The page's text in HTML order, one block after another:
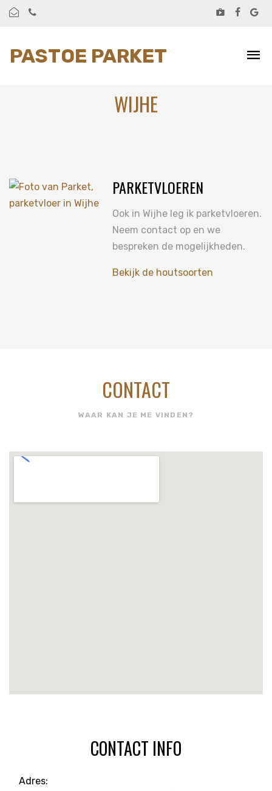
PASTOE PARKET
WIJHE
PARKETVLOEREN
Ook in Wijhe leg ik parketvloeren.
Neem contact op en we
bespreken de mogelijkheden.
Bekijk de houtsoorten
CONTACT
WAAR KAN JE ME VINDEN?
CONTACT INFO
Adres: